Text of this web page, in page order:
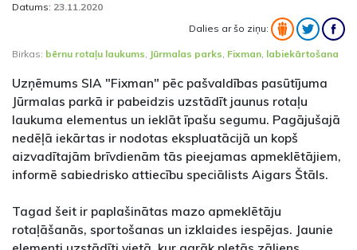
Datums: 23.11.2020
Dalies ar šo ziņu:
Birkas: bērnu rotaļu laukums, Jūrmalas parks, Fixman, labiekārtošana
Uzņēmums SIA "Fixman" pēc pašvaldības pasūtījuma
Jūrmalas parkā ir pabeidzis uzstādīt jaunus rotaļu
laukuma elementus un ieklāt īpašu segumu. Pagājušajā
nedēļā iekārtas ir nodotas ekspluatācijā un kopš
aizvadītajām brīvdienām tās pieejamas apmeklētājiem,
informē sabiedrisko attiecību speciālists Aigars Štāls.
Tagad šeit ir paplašinātas mazo apmeklētāju
rotaļāšanās, sportošanas un izklaides iespējas. Jaunie